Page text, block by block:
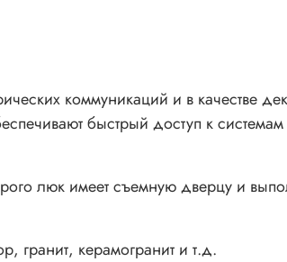
коммуникаций и в качестве
быстрый доступ к системам
люк имеет съемную дверцу и
гранит, керамогранит и т.д.